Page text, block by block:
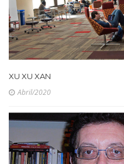
XU XU XAN
Abril/2020